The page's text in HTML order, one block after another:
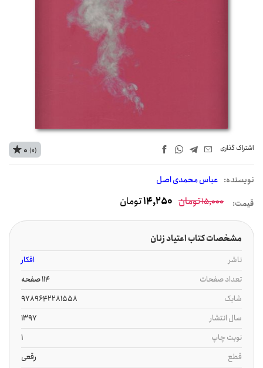
اشتراک‌ گذاری
نويسنده: عباس محمدی اصل
0 (0)
قیمت: 15,000تومان 14,250تومان
مشخصات کتاب اعتیاد زنان
ناشر
افکار
تعداد صفحات
114 صفحه
شابک
9789642281558
سال انتشار
1397
نوبت چاپ
1
قطع
رقعی